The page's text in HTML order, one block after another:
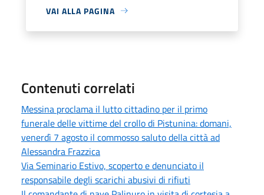
VAI ALLA PAGINA
Contenuti correlati
Messina proclama il lutto cittadino per il primo
funerale delle vittime del crollo di Pistunina: domani,
venerdì 7 agosto il commosso saluto della città ad
Alessandra Frazzica
Via Seminario Estivo, scoperto e denunciato il
responsabile degli scarichi abusivi di rifiuti